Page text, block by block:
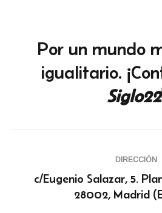
Por un mundo
igualitario.
Siglo22
DIRECCIÓN
c/Eugenio Salazar, 5.
28002, Madrid